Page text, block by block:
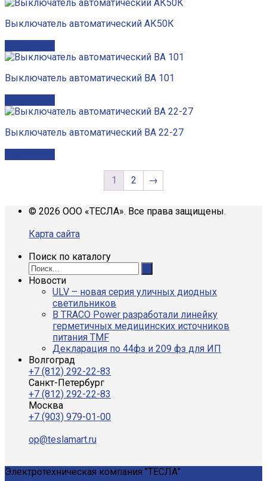
Выключатель автоматический АК50К
Выключатель автоматический ВА 101
Выключатель автоматический ВА 22-27
1 2 →
© 2026 ООО «ТЕСЛА». Все права защищены.
Карта сайта
Поиск по каталогу
Новости
ULV – новая серия уличных диодных
светильников
В TRACO Power разработали линейку
герметичных медицинских источников
питания TMF
Декларация по 44фз и 209 фз для ИП
Волгоград
+7 (812) 292-22-83
Санкт-Петербург
+7 (812) 292-22-83
Москва
+7 (903) 979-01-00
op@teslamart.ru
Электротехническая компания "ТЕСЛА"